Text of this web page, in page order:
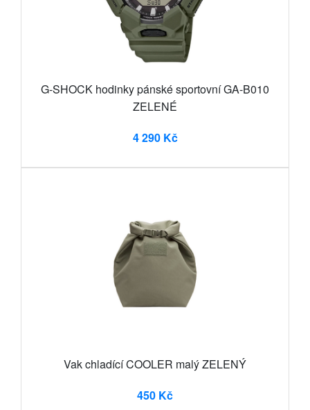
G-SHOCK hodinky pánské sportovní GA-B010
ZELENÉ
4 290 Kč
Vak chladící COOLER malý ZELENÝ
450 Kč